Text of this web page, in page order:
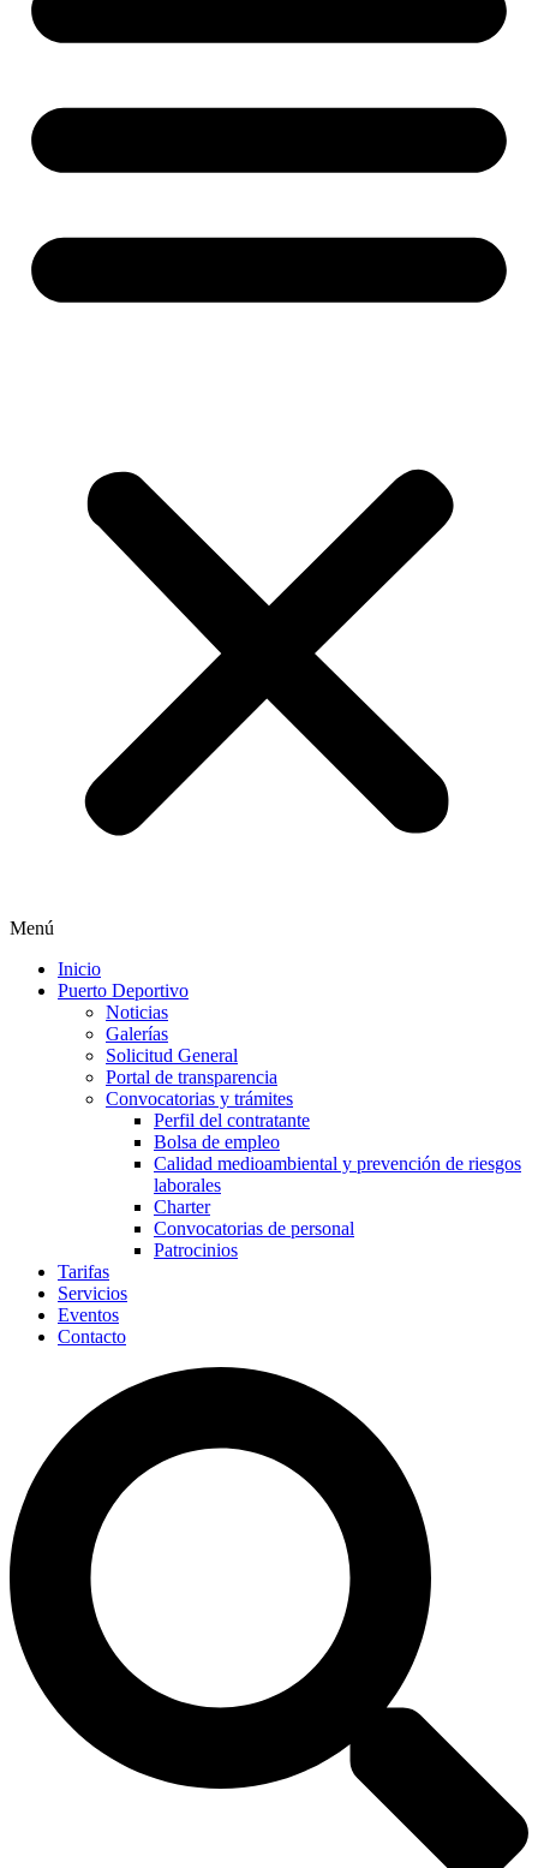
Menú
Inicio
Puerto Deportivo
Noticias
Galerías
Solicitud General
Portal de transparencia
Convocatorias y trámites
Perfil del contratante
Bolsa de empleo
Calidad medioambiental y prevención de riesgos
laborales
Charter
Convocatorias de personal
Patrocinios
Tarifas
Servicios
Eventos
Contacto